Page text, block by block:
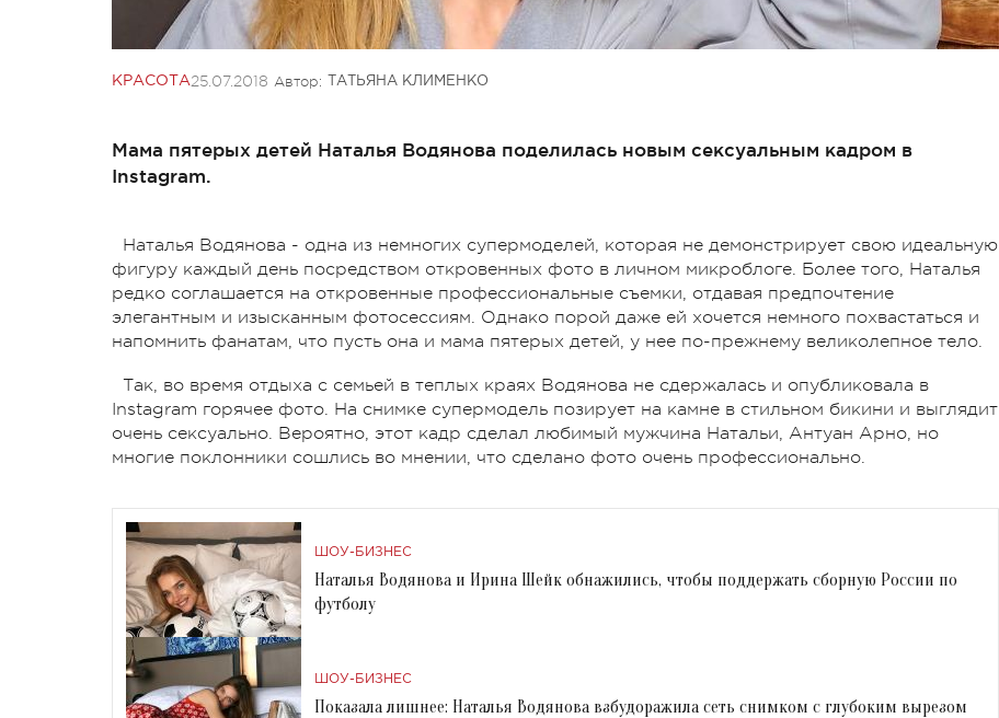
КРАСОТА25.07.2018 Автор: ТАТЬЯНА КЛИМЕНКО
Мама пятерых детей Наталья Водянова поделилась новым сексуальным кадром в
Instagram.
Наталья Водянова - одна из немногих супермоделей, которая не демонстрирует свою идеальную
фигуру каждый день посредством откровенных фото в личном микроблоге. Более того, Наталья
редко соглашается на откровенные профессиональные съемки, отдавая предпочтение
элегантным и изысканным фотосессиям. Однако порой даже ей хочется немного похвастаться и
напомнить фанатам, что пусть она и мама пятерых детей, у нее по-прежнему великолепное тело.
Так, во время отдыха с семьей в теплых краях Водянова не сдержалась и опубликовала в
Instagram горячее фото. На снимке супермодель позирует на камне в стильном бикини и выглядит
очень сексуально. Вероятно, этот кадр сделал любимый мужчина Натальи, Антуан Арно, но
многие поклонники сошлись во мнении, что сделано фото очень профессионально.
ШОУ-БИЗНЕС
Наталья Водянова и Ирина Шейк обнажились, чтобы поддержать сборную России по
футболу
ШОУ-БИЗНЕС
Показала лишнее: Наталья Водянова взбудоражила сеть снимком с глубоким вырезом